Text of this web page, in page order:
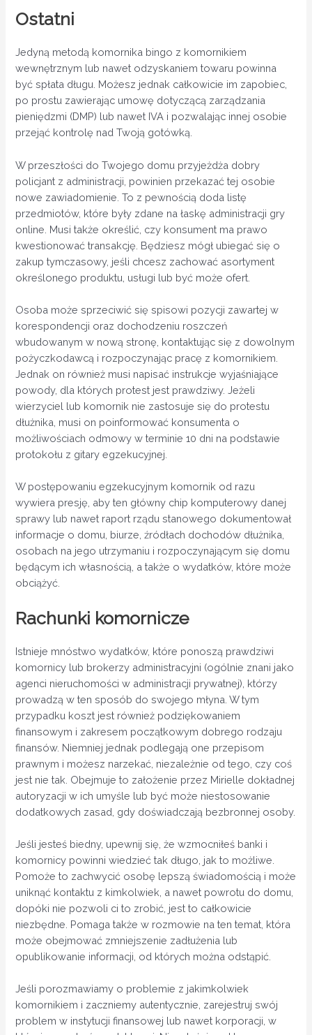
Ostatni
Jedyną metodą komornika bingo z komornikiem
wewnętrznym lub nawet odzyskaniem towaru powinna
być spłata długu. Możesz jednak całkowicie im zapobiec,
po prostu zawierając umowę dotyczącą zarządzania
pieniędzmi (DMP) lub nawet IVA i pozwalając innej osobie
przejąć kontrolę nad Twoją gotówką.
W przeszłości do Twojego domu przyjeżdża dobry
policjant z administracji, powinien przekazać tej osobie
nowe zawiadomienie. To z pewnością doda listę
przedmiotów, które były zdane na łaskę administracji gry
online. Musi także określić, czy konsument ma prawo
kwestionować transakcję. Będziesz mógł ubiegać się o
zakup tymczasowy, jeśli chcesz zachować asortyment
określonego produktu, usługi lub być może ofert.
Osoba może sprzeciwić się spisowi pozycji zawartej w
korespondencji oraz dochodzeniu roszczeń
wbudowanym w nową stronę, kontaktując się z dowolnym
pożyczkodawcą i rozpoczynając pracę z komornikiem.
Jednak on również musi napisać instrukcje wyjaśniające
powody, dla których protest jest prawdziwy. Jeżeli
wierzyciel lub komornik nie zastosuje się do protestu
dłużnika, musi on poinformować konsumenta o
możliwościach odmowy w terminie 10 dni na podstawie
protokołu z gitary egzekucyjnej.
W postępowaniu egzekucyjnym komornik od razu
wywiera presję, aby ten główny chip komputerowy danej
sprawy lub nawet raport rządu stanowego dokumentował
informacje o domu, biurze, źródłach dochodów dłużnika,
osobach na jego utrzymaniu i rozpoczynającym się domu
będącym ich własnością, a także o wydatków, które może
obciążyć.
Rachunki komornicze
Istnieje mnóstwo wydatków, które ponoszą prawdziwi
komornicy lub brokerzy administracyjni (ogólnie znani jako
agenci nieruchomości w administracji prywatnej), którzy
prowadzą w ten sposób do swojego młyna. W tym
przypadku koszt jest również podziękowaniem
finansowym i zakresem początkowym dobrego rodzaju
finansów. Niemniej jednak podlegają one przepisom
prawnym i możesz narzekać, niezależnie od tego, czy coś
jest nie tak. Obejmuje to założenie przez Mirielle dokładnej
autoryzacji w ich umyśle lub być może niestosowanie
dodatkowych zasad, gdy doświadczają bezbronnej osoby.
Jeśli jesteś biedny, upewnij się, że wzmocniłeś banki i
komornicy powinni wiedzieć tak długo, jak to możliwe.
Pomoże to zachwycić osobę lepszą świadomością i może
uniknąć kontaktu z kimkolwiek, a nawet powrotu do domu,
dopóki nie pozwoli ci to zrobić, jest to całkowicie
niezbędne. Pomaga także w rozmowie na ten temat, która
może obejmować zmniejszenie zadłużenia lub
opublikowanie informacji, od których można odstąpić.
Jeśli porozmawiamy o problemie z jakimkolwiek
komornikiem i zaczniemy autentycznie, zarejestruj swój
problem w instytucji finansowej lub nawet korporacji, w